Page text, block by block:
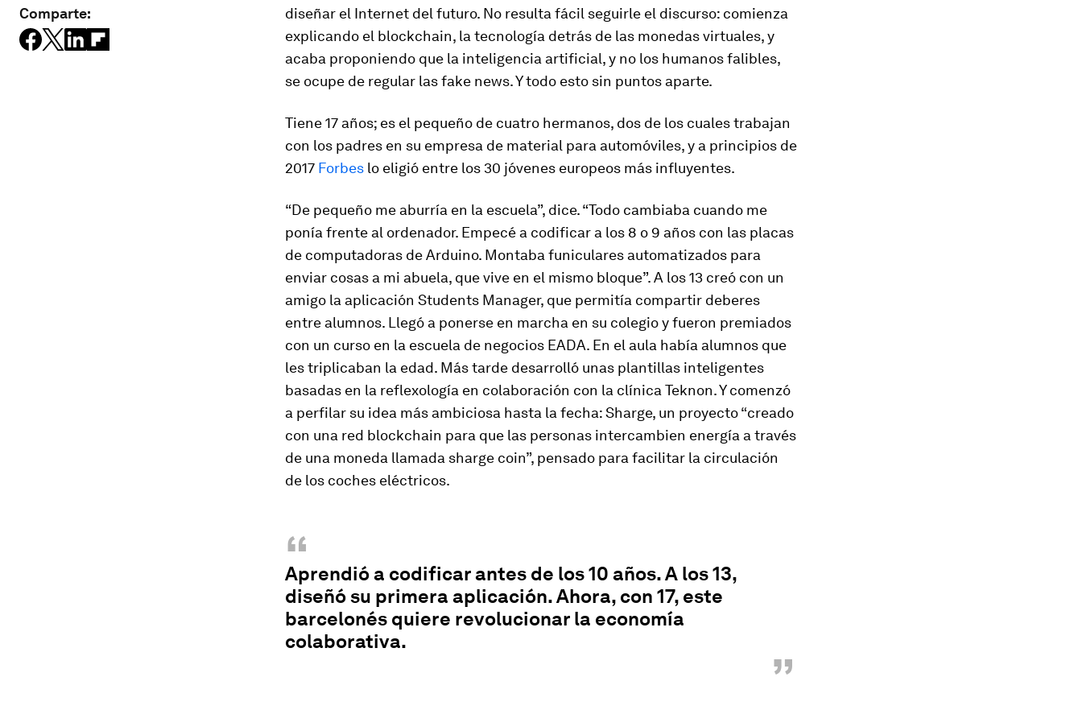
Comparte:
diseñar el Internet del futuro. No resulta fácil seguirle el discurso: comienza
explicando el blockchain, la tecnología detrás de las monedas virtuales, y
acaba proponiendo que la inteligencia artificial, y no los humanos falibles,
se ocupe de regular lasfake news. Y todo esto sin puntos aparte.
Tiene 17 años; es el pequeño de cuatro hermanos, dos de los cuales trabajan
con los padres en su empresa de material para automóviles, y a principios de
2017 Forbes lo eligió entre los 30 jóvenes europeos más influyentes.
“De pequeño me aburría en la escuela”, dice. “Todo cambiaba cuando me
ponía frente al ordenador. Empecé a codificar a los 8 o 9 años con las placas
de computadoras de Arduino. Montaba funiculares automatizados para
enviar cosas a mi abuela, que vive en el mismo bloque”. A los 13 creó con un
amigo la aplicación Students Manager, que permitía compartir deberes
entre alumnos. Llegó a ponerse en marcha en su colegio y fueron premiados
con un curso en la escuela de negocios EADA. En el aula había alumnos que
les triplicaban la edad. Más tarde desarrolló unas plantillas inteligentes
basadas en la reflexología en colaboración con la clínica Teknon. Y comenzó
a perfilar su idea más ambiciosa hasta la fecha: Sharge, un proyecto “creado
con una red blockchain para que las personas intercambien energía a través
de una moneda llamada sharge coin”, pensado para facilitar la circulación
de los coches eléctricos.
“
Aprendió a codificar antes de los 10 años. A los 13,
diseñó su primera aplicación. Ahora, con 17, este
barcelonés quiere revolucionar la economía
colaborativa.
”